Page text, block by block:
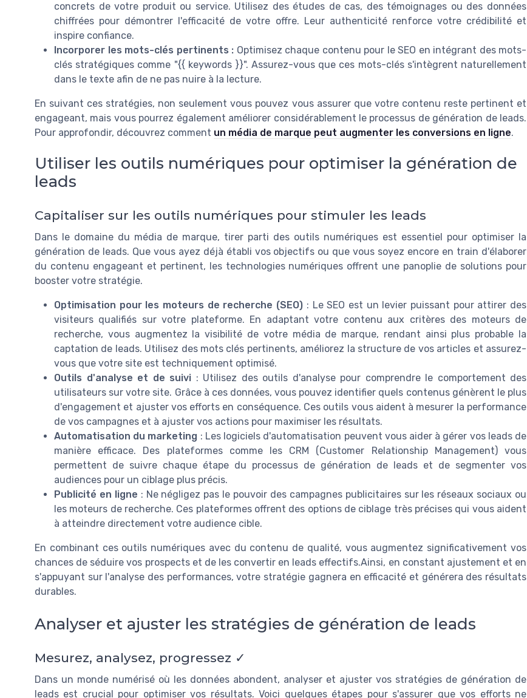
concrets de votre produit ou service. Utilisez des études de cas, des témoignages ou des données
chiffrées pour démontrer l'efficacité de votre offre. Leur authenticité renforce votre crédibilité et
inspire confiance.
Incorporer les mots-clés pertinents : Optimisez chaque contenu pour le SEO en intégrant des mots-
clés stratégiques comme "{{ keywords }}". Assurez-vous que ces mots-clés s'intègrent naturellement
dans le texte afin de ne pas nuire à la lecture.
En suivant ces stratégies, non seulement vous pouvez vous assurer que votre contenu reste pertinent et
engageant, mais vous pourrez également améliorer considérablement le processus de génération de leads.
Pour approfondir, découvrez comment un média de marque peut augmenter les conversions en ligne.
Utiliser les outils numériques pour optimiser la génération de
leads
Capitaliser sur les outils numériques pour stimuler les leads
Dans le domaine du média de marque, tirer parti des outils numériques est essentiel pour optimiser la
génération de leads. Que vous ayez déjà établi vos objectifs ou que vous soyez encore en train d'élaborer
du contenu engageant et pertinent, les technologies numériques offrent une panoplie de solutions pour
booster votre stratégie.
Optimisation pour les moteurs de recherche (SEO) : Le SEO est un levier puissant pour attirer des
visiteurs qualifiés sur votre plateforme. En adaptant votre contenu aux critères des moteurs de
recherche, vous augmentez la visibilité de votre média de marque, rendant ainsi plus probable la
captation de leads. Utilisez des mots clés pertinents, améliorez la structure de vos articles et assurez-
vous que votre site est techniquement optimisé.
Outils d'analyse et de suivi : Utilisez des outils d'analyse pour comprendre le comportement des
utilisateurs sur votre site. Grâce à ces données, vous pouvez identifier quels contenus génèrent le plus
d'engagement et ajuster vos efforts en conséquence. Ces outils vous aident à mesurer la performance
de vos campagnes et à ajuster vos actions pour maximiser les résultats.
Automatisation du marketing : Les logiciels d'automatisation peuvent vous aider à gérer vos leads de
manière efficace. Des plateformes comme les CRM (Customer Relationship Management) vous
permettent de suivre chaque étape du processus de génération de leads et de segmenter vos
audiences pour un ciblage plus précis.
Publicité en ligne : Ne négligez pas le pouvoir des campagnes publicitaires sur les réseaux sociaux ou
les moteurs de recherche. Ces plateformes offrent des options de ciblage très précises qui vous aident
à atteindre directement votre audience cible.
En combinant ces outils numériques avec du contenu de qualité, vous augmentez significativement vos
chances de séduire vos prospects et de les convertir en leads effectifs.Ainsi, en constant ajustement et en
s'appuyant sur l'analyse des performances, votre stratégie gagnera en efficacité et générera des résultats
durables.
Analyser et ajuster les stratégies de génération de leads
Mesurez, analysez, progressez ✓
Dans un monde numérisé où les données abondent, analyser et ajuster vos stratégies de génération de
leads est crucial pour optimiser vos résultats. Voici quelques étapes pour s'assurer que vos efforts ne